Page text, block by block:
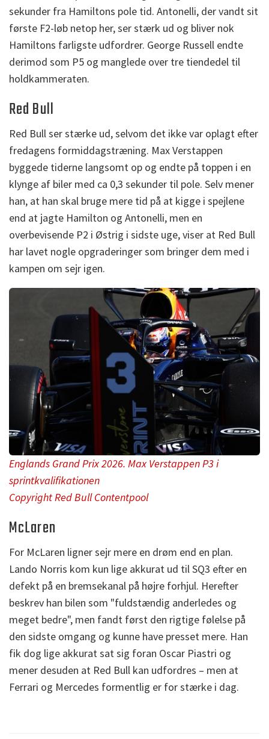
sekunder fra Hamiltons pole tid. Antonelli, der vandt sit
første F2-løb netop her, ser stærk ud og bliver nok
Hamiltons farligste udfordrer. George Russell endte
derimod som P5 og manglede over tre tiendedel til
holdkammeraten.
Red Bull
Red Bull ser stærke ud, selvom det ikke var oplagt efter
fredagens formiddagstræning. Max Verstappen
byggede tiderne langsomt op og endte på toppen i en
klynge af biler med ca 0,3 sekunder til pole. Selv mener
han, at han skal bruge mere tid på at kigge i spejlene
end at jagte Hamilton og Antonelli, men en
overbevisende P2 i Østrig i sidste uge, viser at Red Bull
har lavet nogle opgraderinger som bringer dem med i
kampen om sejr igen.
Englands Grand Prix 2026. Max Verstappen P3 i
sprintkvalifikationen
Copyright Red Bull Contentpool
McLaren
For McLaren ligner sejr mere en drøm end en plan.
Lando Norris kom kun lige akkurat ud til SQ3 efter en
defekt på en bremsekanal på højre forhjul. Herefter
beskrev han bilen som "fuldstændig anderledes og
meget bedre", men fandt først den rigtige følelse på
den sidste omgang og kunne have presset mere. Han
fik dog lige akkurat sat sig foran Oscar Piastri og
mener desuden at Red Bull kan udfordres – men at
Ferrari og Mercedes formentlig er for stærke i dag.